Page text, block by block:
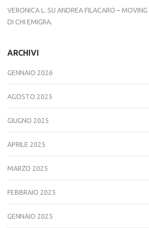
VERONICA L. SU ANDREA FILACARO –
DI CHI EMIGRA.
ARCHIVI
GENNAIO 2026
AGOSTO 2025
GIUGNO 2025
APRILE 2025
MARZO 2025
FEBBRAIO 2025
GENNAIO 2025